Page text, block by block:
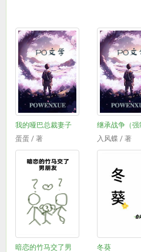
我的哑巴总裁妻子
蛋蛋 / 著
继承战争（强
入风蝶 / 著
暗恋的竹马交了男
冬葵